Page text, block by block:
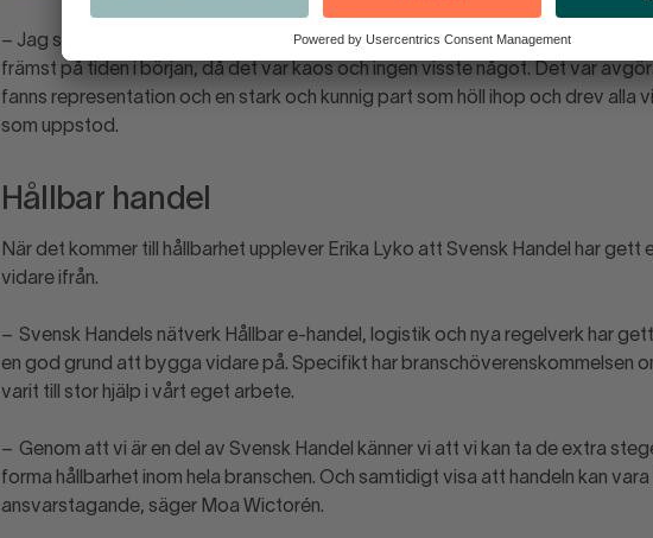
– Jag som CHRO vet inte var vi hade varit utan Svensk Handel under
främst på tiden i början, då det var kaos och ingen visste något. Det var
fanns representation och en stark och kunnig part som höll ihop och drev alla
som uppstod.
Hållbar handel
När det kommer till hållbarhet upplever Erika Lyko att Svensk Handel har gett
vidare ifrån.
– Svensk Handels nätverk Hållbar e-handel, logistik och nya regelverk har
en god grund att bygga vidare på. Specifikt har branschöverenskommelsen
varit till stor hjälp i vårt eget arbete.
– Genom att vi är en del av Svensk Handel känner vi att vi kan ta de extra
forma hållbarhet inom hela branschen. Och samtidigt visa att handeln kan
ansvarstagande, säger Moa Wictorén.